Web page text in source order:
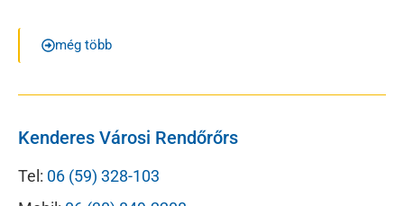
még több
Kenderes Városi Rendőrőrs
Tel: 06 (59) 328-103